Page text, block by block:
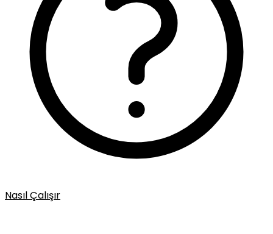
Nasıl Çalışır